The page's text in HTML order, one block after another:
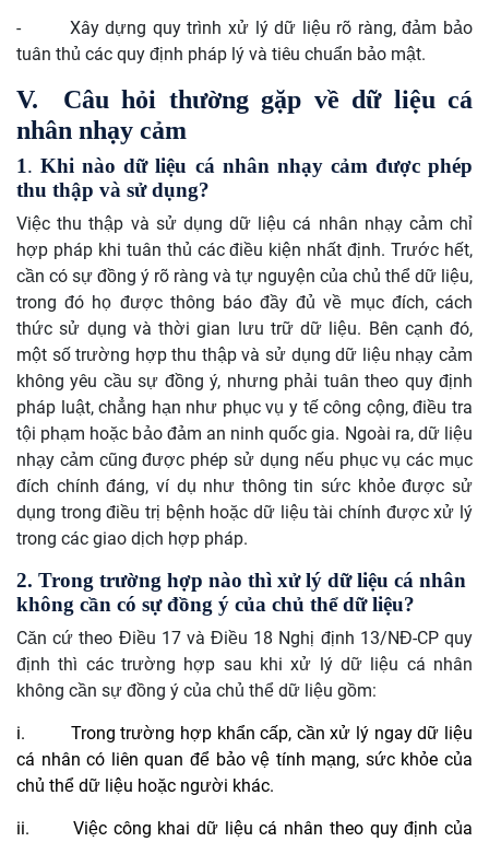
- Xây dựng quy trình xử lý dữ liệu rõ ràng, đảm bảo
tuân thủ các quy định pháp lý và tiêu chuẩn bảo mật.
V. Câu hỏi thường gặp về dữ liệu cá
nhân nhạy cảm
1.Khi nào dữ liệu cá nhân nhạy cảm được phép
thu thập và sử dụng?
Việc thu thập và sử dụng dữ liệu cá nhân nhạy cảm chỉ
hợp pháp khi tuân thủ các điều kiện nhất định. Trước hết,
cần có sự đồng ý rõ ràng và tự nguyện của chủ thể dữ liệu,
trong đó họ được thông báo đầy đủ về mục đích, cách
thức sử dụng và thời gian lưu trữ dữ liệu. Bên cạnh đó,
một số trường hợp thu thập và sử dụng dữ liệu nhạy cảm
không yêu cầu sự đồng ý, nhưng phải tuân theo quy định
pháp luật, chẳng hạn như phục vụ y tế công cộng, điều tra
tội phạm hoặc bảo đảm an ninh quốc gia. Ngoài ra, dữ liệu
nhạy cảm cũng được phép sử dụng nếu phục vụ các mục
đích chính đáng, ví dụ như thông tin sức khỏe được sử
dụng trong điều trị bệnh hoặc dữ liệu tài chính được xử lý
trong các giao dịch hợp pháp.
2. Trong trường hợp nào thì xử lý dữ liệu cá nhân
không cần có sự đồng ý của chủ thể dữ liệu?
Căn cứ theo Điều 17 và Điều 18 Nghị định 13/NĐ-CP quy
định thì các trường hợp sau khi xử lý dữ liệu cá nhân
không cần sự đồng ý của chủ thể dữ liệu gồm:
i. Trong trường hợp khẩn cấp, cần xử lý ngay dữ liệu
cá nhân có liên quan để bảo vệ tính mạng, sức khỏe của
chủ thể dữ liệu hoặc người khác.
ii. Việc công khai dữ liệu cá nhân theo quy định của